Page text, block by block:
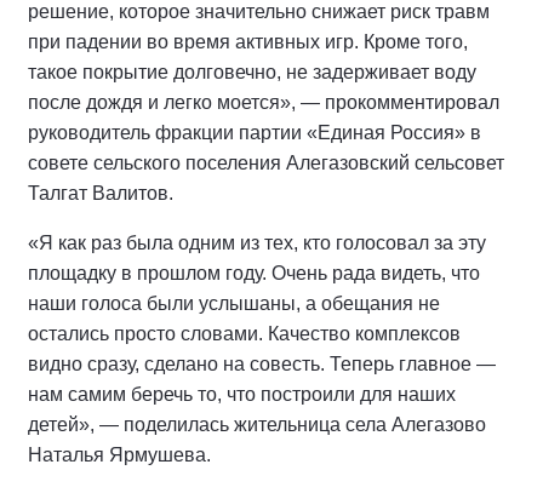
решение, которое значительно снижает риск травм
при падении во время активных игр. Кроме того,
такое покрытие долговечно, не задерживает воду
после дождя и легко моется», — прокомментировал
руководитель фракции партии «Единая Россия» в
совете сельского поселения Алегазовский сельсовет
Талгат Валитов.
«Я как раз была одним из тех, кто голосовал за эту
площадку в прошлом году. Очень рада видеть, что
наши голоса были услышаны, а обещания не
остались просто словами. Качество комплексов
видно сразу, сделано на совесть. Теперь главное —
нам самим беречь то, что построили для наших
детей», — поделилась жительница села Алегазово
Наталья Ярмушева.